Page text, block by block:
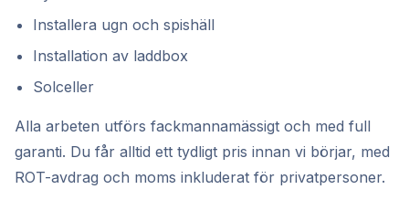
Installera ugn och spishäll
Installation av laddbox
Solceller
Alla arbeten utförs fackmannamässigt och med full
garanti. Du får alltid ett tydligt pris innan vi börjar, med
ROT-avdrag och moms inkluderat för privatpersoner.